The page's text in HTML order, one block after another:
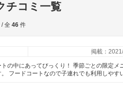
チコミ一覧
全 46 件
掲載：
の中にあってびっくり！ 季節ごとの限定メ
フードコートなので子連れでも利用しやす